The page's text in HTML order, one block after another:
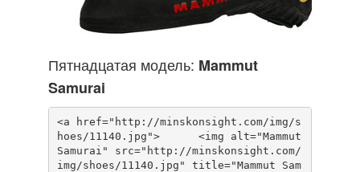
Пятнадцатая модель: Mammut
Samurai
<a href="http://minskonsight.com/img/s
hoes/11140.jpg">      <img alt="Mammut
Samurai" src="http://minskonsight.com/
img/shoes/11140.jpg" title="Mammut Sam